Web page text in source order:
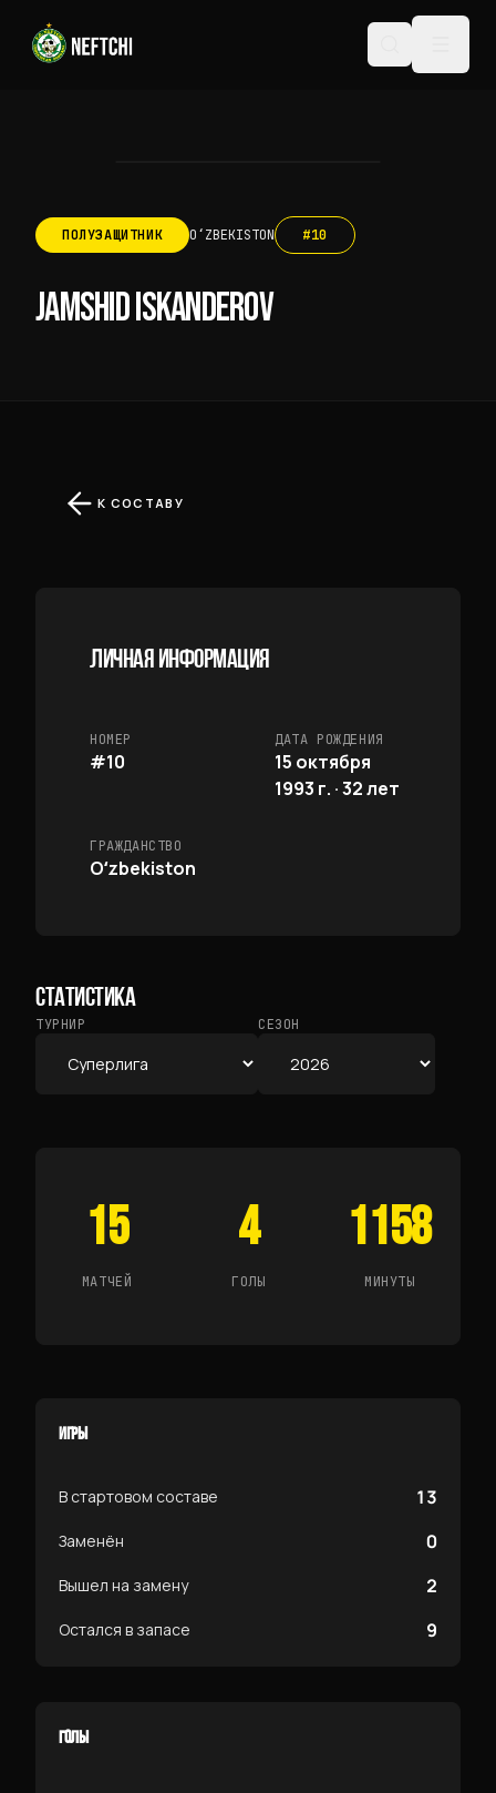
ПОЛУЗАЩИТНИК OʻZBEKISTON #10
JAMSHID ISKANDEROV
К СОСТАВУ
ЛИЧНАЯ ИНФОРМАЦИЯ
НОМЕР
#10
ДАТА РОЖДЕНИЯ
15 октября
1993 г. · 32 лет
ГРАЖДАНСТВО
Oʻzbekiston
СТАТИСТИКА
ТУРНИР СЕЗОН
15
МАТЧЕЙ
4
ГОЛЫ
1158
МИНУТЫ
ИГРЫ
В стартовом составе 13
Заменён 0
Вышел на замену 2
Остался в запасе 9
ГОЛЫ